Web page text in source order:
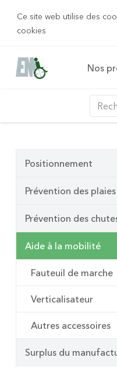
Ce site web utilise des
cookies
Nos
Positionnement
Prévention des plaies
Prévention des
Aide à la mobilité
Fauteuil de marche
Verticalisateur
Autres accessoires
Surplus du